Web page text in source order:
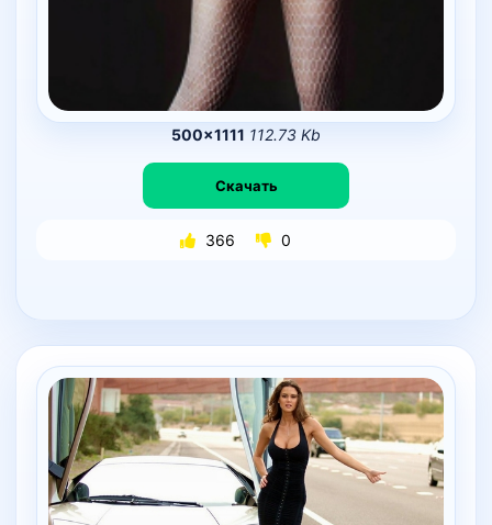
500×1111 112.73 Kb
Скачать
366 0